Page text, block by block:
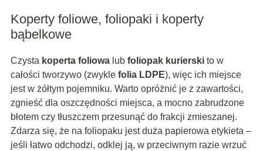
Koperty foliowe, foliopaki i koperty
bąbelkowe
Czysta koperta foliowalub foliopak kurierskito w
całości tworzywo (zwykle folia LDPE), więc ich miejsce
jest w żółtym pojemniku. Warto opróżnić je z zawartości,
zgnieść dla oszczędności miejsca, a mocno zabrudzone
błotem czy tłuszczem przesunąć do frakcji zmieszanej.
Zdarza się, że na foliopaku jest duża papierowa etykieta –
jeśli łatwo odchodzi, odklej ją, w przeciwnym razie wrzuć